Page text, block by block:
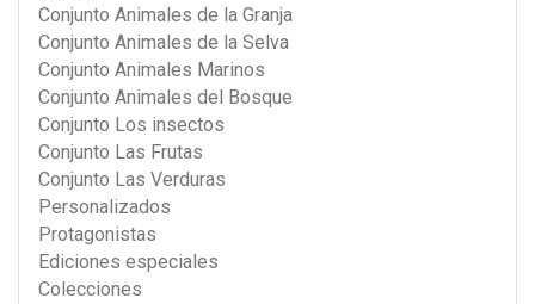
Conjunto Animales de la Granja
Conjunto Animales de la Selva
Conjunto Animales Marinos
Conjunto Animales del Bosque
Conjunto Los insectos
Conjunto Las Frutas
Conjunto Las Verduras
Personalizados
Protagonistas
Ediciones especiales
Colecciones